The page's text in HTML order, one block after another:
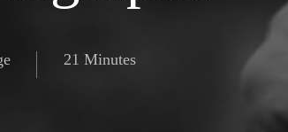
21 Minutes